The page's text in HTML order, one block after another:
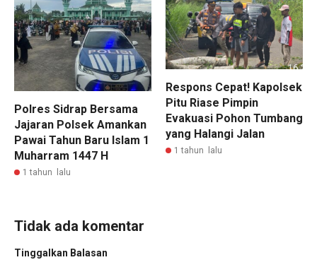
Polres Sidrap Bersama
Jajaran Polsek Amankan
Pawai Tahun Baru Islam 1
Muharram 1447 H
1 tahun lalu
Respons Cepat! Kapolsek
Pitu Riase Pimpin
Evakuasi Pohon Tumbang
yang Halangi Jalan
1 tahun lalu
Tidak ada komentar
Tinggalkan Balasan